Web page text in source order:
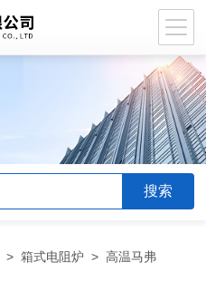
>箱式电阻炉 >高温马弗